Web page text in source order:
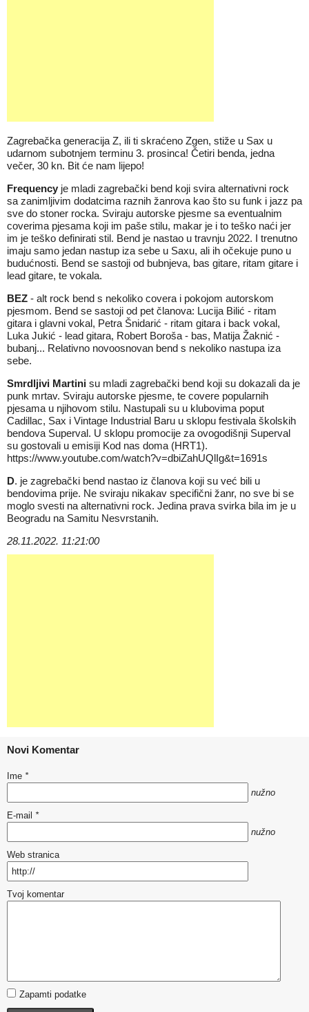
Zagrebačka generacija Z, ili ti skraćeno Zgen, stiže u Sax u
udarnom subotnjem terminu 3. prosinca! Četiri benda, jedna
večer, 30 kn. Bit će nam lijepo!
Frequency je mladi zagrebački bend koji svira alternativni rock
sa zanimljivim dodatcima raznih žanrova kao što su funk i jazz pa
sve do stoner rocka. Sviraju autorske pjesme sa eventualnim
coverima pjesama koji im paše stilu, makar je i to teško naći jer
im je teško definirati stil. Bend je nastao u travnju 2022. I trenutno
imaju samo jedan nastup iza sebe u Saxu, ali ih očekuje puno u
budućnosti. Bend se sastoji od bubnjeva, bas gitare, ritam gitare i
lead gitare, te vokala.
BEZ - alt rock bend s nekoliko covera i pokojom autorskom
pjesmom. Bend se sastoji od pet članova: Lucija Bilić - ritam
gitara i glavni vokal, Petra Šnidarić - ritam gitara i back vokal,
Luka Jukić - lead gitara, Robert Boroša - bas, Matija Žaknić -
bubanj... Relativno novoosnovan bend s nekoliko nastupa iza
sebe.
Smrdljivi Martini su mladi zagrebački bend koji su dokazali da je
punk mrtav. Sviraju autorske pjesme, te covere popularnih
pjesama u njihovom stilu. Nastupali su u klubovima poput
Cadillac, Sax i Vintage Industrial Baru u sklopu festivala školskih
bendova Superval. U sklopu promocije za ovogodišnji Superval
su gostovali u emisiji Kod nas doma (HRT1).
https://www.youtube.com/watch?v=dbiZahUQlIg&t=1691s
D. je zagrebački bend nastao iz članova koji su već bili u
bendovima prije. Ne sviraju nikakav specifični žanr, no sve bi se
moglo svesti na alternativni rock. Jedina prava svirka bila im je u
Beogradu na Samitu Nesvrstanih.
28.11.2022. 11:21:00
Novi Komentar
Ime *
nužno
E-mail *
nužno
Web stranica
Tvoj komentar
Zapamti podatke